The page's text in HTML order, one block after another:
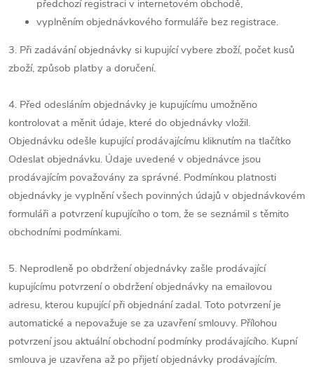
předchozí registraci v internetovém obchodě,
vyplněním objednávkového formuláře bez registrace.
3. Při zadávání objednávky si kupující vybere zboží, počet kusů
zboží, způsob platby a doručení.
4. Před odesláním objednávky je kupujícímu umožněno
kontrolovat a měnit údaje, které do objednávky vložil.
Objednávku odešle kupující prodávajícímu kliknutím na tlačítko
Odeslat objednávku. Údaje uvedené v objednávce jsou
prodávajícím považovány za správné. Podmínkou platnosti
objednávky je vyplnění všech povinných údajů v objednávkovém
formuláři a potvrzení kupujícího o tom, že se seznámil s těmito
obchodními podmínkami.
5. Neprodleně po obdržení objednávky zašle prodávající
kupujícímu potvrzení o obdržení objednávky na emailovou
adresu, kterou kupující při objednání zadal. Toto potvrzení je
automatické a nepovažuje se za uzavření smlouvy. Přílohou
potvrzení jsou aktuální obchodní podmínky prodávajícího. Kupní
smlouva je uzavřena až po přijetí objednávky prodávajícím.